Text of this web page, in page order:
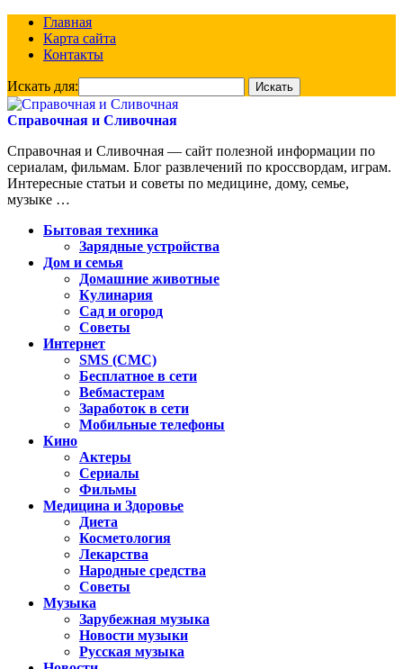
Главная
Карта сайта
Контакты
Искать для:
Справочная и Сливочная
Справочная и Сливочная — сайт полезной информации по
сериалам, фильмам. Блог развлечений по кроссвордам, играм.
Интересные статьи и советы по медицине, дому, семье,
музыке …
Бытовая техника
Зарядные устройства
Дом и семья
Домашние животные
Кулинария
Сад и огород
Советы
Интернет
SMS (СМС)
Бесплатное в сети
Вебмастерам
Заработок в сети
Мобильные телефоны
Кино
Актеры
Сериалы
Фильмы
Медицина и Здоровье
Диета
Косметология
Лекарства
Народные средства
Советы
Музыка
Зарубежная музыка
Новости музыки
Русская музыка